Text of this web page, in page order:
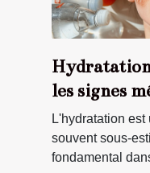
les signes
L'hydratation
souvent sous-
fondamental